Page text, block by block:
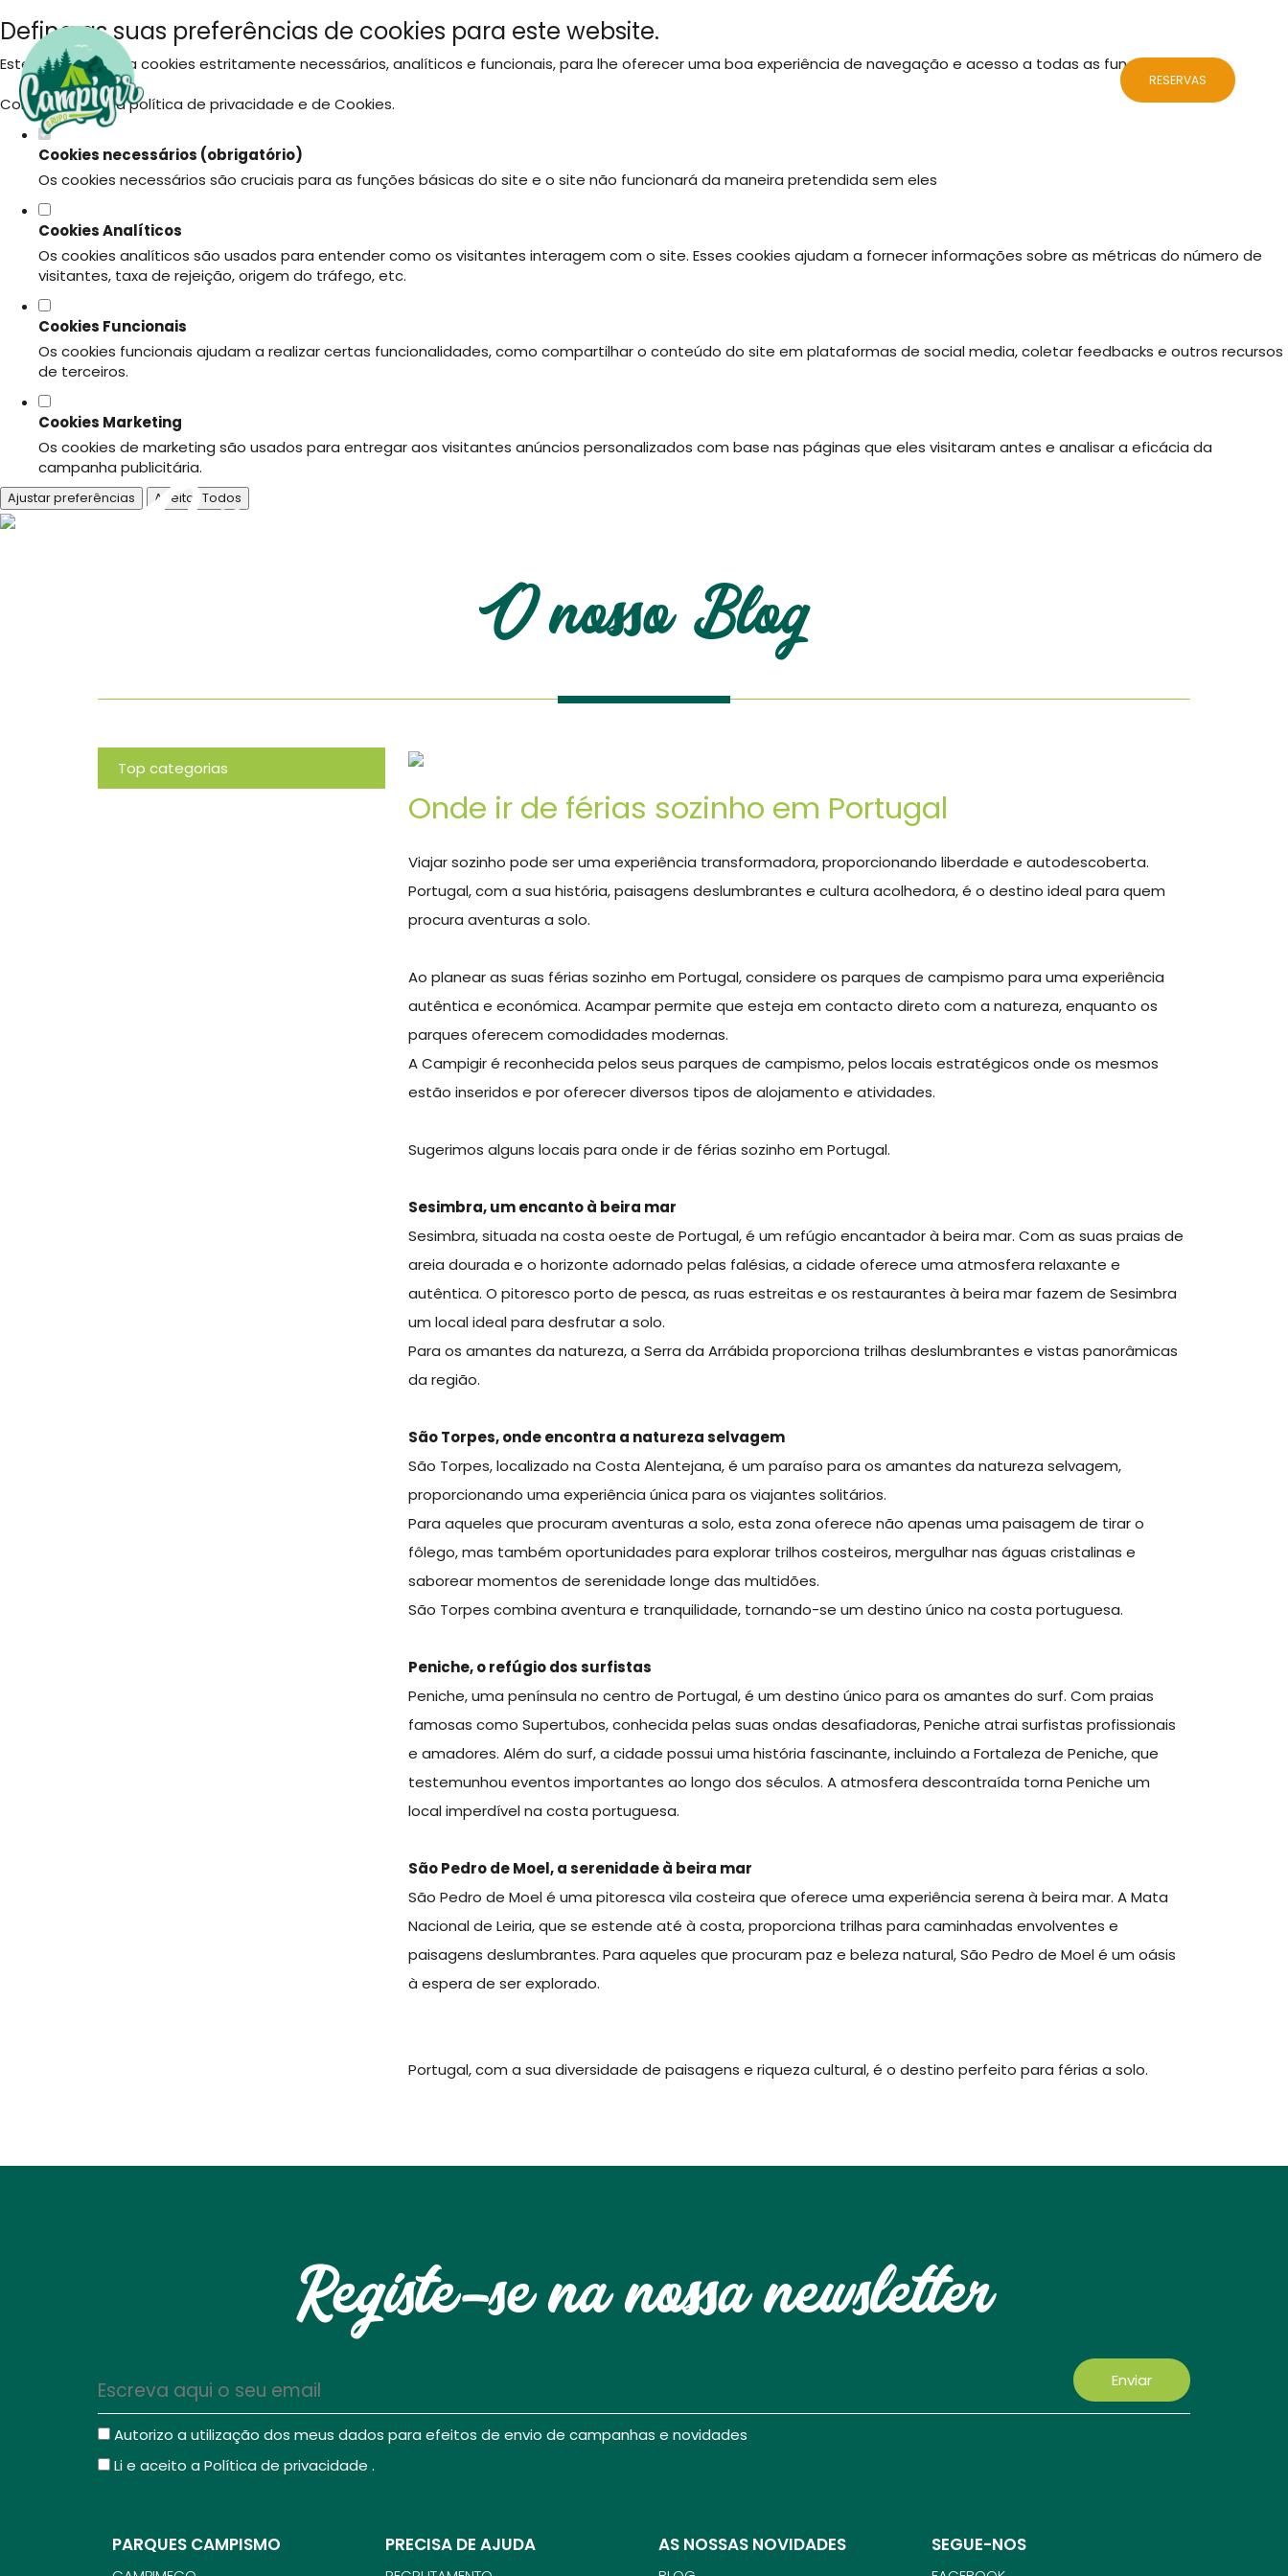
Defina as suas preferências de cookies para este website.
Este website utiliza cookies estritamente necessários, analíticos e funcionais, para lhe oferecer uma boa experiência de navegação e acesso a todas as funcionalidades.
Consulte a nossapolítica de privacidade e de Cookies.
Cookies necessários (obrigatório)
Os cookies necessários são cruciais para as funções básicas do site e o site não funcionará da maneira pretendida sem eles
Cookies Analíticos
Os cookies analíticos são usados para entender como os visitantes interagem com o site. Esses cookies ajudam a fornecer informações sobre as métricas do número de
visitantes, taxa de rejeição, origem do tráfego, etc.
Cookies Funcionais
Os cookies funcionais ajudam a realizar certas funcionalidades, como compartilhar o conteúdo do site em plataformas de social media, coletar feedbacks e outros recursos
de terceiros.
Cookies Marketing
Os cookies de marketing são usados para entregar aos visitantes anúncios personalizados com base nas páginas que eles visitaram antes e analisar a eficácia da
campanha publicitária.
Ajustar preferências Aceitar Todos
RESERVAS
O nosso blog
O nosso Blog
Top categorias
Onde ir de férias sozinho em Portugal
Viajar sozinho pode ser uma experiência transformadora, proporcionando liberdade e autodescoberta.
Portugal, com a sua história, paisagens deslumbrantes e cultura acolhedora, é o destino ideal para quem
procura aventuras a solo.
Ao planear as suas férias sozinho em Portugal, considere os parques de campismo para uma experiência
autêntica e económica. Acampar permite que esteja em contacto direto com a natureza, enquanto os
parques oferecem comodidades modernas.
A Campigir é reconhecida pelos seus parques de campismo, pelos locais estratégicos onde os mesmos
estão inseridos e por oferecer diversos tipos de alojamento e atividades.
Sugerimos alguns locais para onde ir de férias sozinho em Portugal.
Sesimbra, um encanto à beira mar
Sesimbra, situada na costa oeste de Portugal, é um refúgio encantador à beira mar. Com as suas praias de
areia dourada e o horizonte adornado pelas falésias, a cidade oferece uma atmosfera relaxante e
autêntica. O pitoresco porto de pesca, as ruas estreitas e os restaurantes à beira mar fazem de Sesimbra
um local ideal para desfrutar a solo.
Para os amantes da natureza, a Serra da Arrábida proporciona trilhas deslumbrantes e vistas panorâmicas
da região.
São Torpes, onde encontra a natureza selvagem
São Torpes, localizado na Costa Alentejana, é um paraíso para os amantes da natureza selvagem,
proporcionando uma experiência única para os viajantes solitários.
Para aqueles que procuram aventuras a solo, esta zona oferece não apenas uma paisagem de tirar o
fôlego, mas também oportunidades para explorar trilhos costeiros, mergulhar nas águas cristalinas e
saborear momentos de serenidade longe das multidões.
São Torpes combina aventura e tranquilidade, tornando-se um destino único na costa portuguesa.
Peniche, o refúgio dos surfistas
Peniche, uma península no centro de Portugal, é um destino único para os amantes do surf. Com praias
famosas como Supertubos, conhecida pelas suas ondas desafiadoras, Peniche atrai surfistas profissionais
e amadores. Além do surf, a cidade possui uma história fascinante, incluindo a Fortaleza de Peniche, que
testemunhou eventos importantes ao longo dos séculos. A atmosfera descontraída torna Peniche um
local imperdível na costa portuguesa.
São Pedro de Moel, a serenidade à beira mar
São Pedro de Moel é uma pitoresca vila costeira que oferece uma experiência serena à beira mar. A Mata
Nacional de Leiria, que se estende até à costa, proporciona trilhas para caminhadas envolventes e
paisagens deslumbrantes. Para aqueles que procuram paz e beleza natural, São Pedro de Moel é um oásis
à espera de ser explorado.
Portugal, com a sua diversidade de paisagens e riqueza cultural, é o destino perfeito para férias a solo.
Registe-se na nossa newsletter
Autorizo a utilização dos meus dados para efeitos de envio de campanhas e novidades
Li e aceito aPolítica de privacidade .
Enviar
PARQUES CAMPISMO PRECISA DE AJUDA AS NOSSAS NOVIDADES SEGUE-NOS